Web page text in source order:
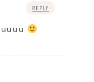
REPLY